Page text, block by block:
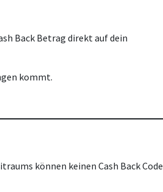
Back Betrag direkt auf dein
kommt.
können keinen Cash Back Code